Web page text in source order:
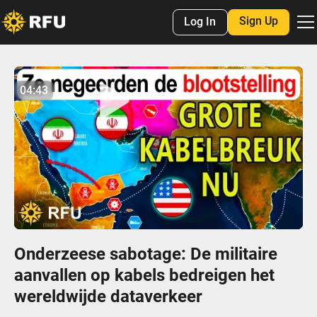
Log In Sign Up
Play
04:43
Mute Settings
Enter
No items found.
04:43
Onderzeese sabotage: De militaire
aanvallen op kabels bedreigen het
wereldwijde dataverkeer